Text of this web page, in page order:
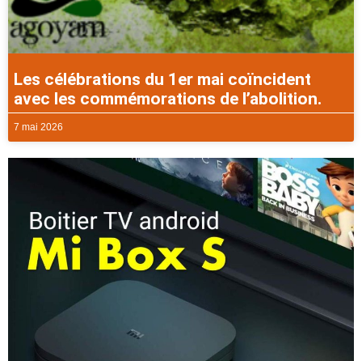
Les célébrations du 1er mai coïncident
avec les commémorations de l’abolition.
7 mai 2026